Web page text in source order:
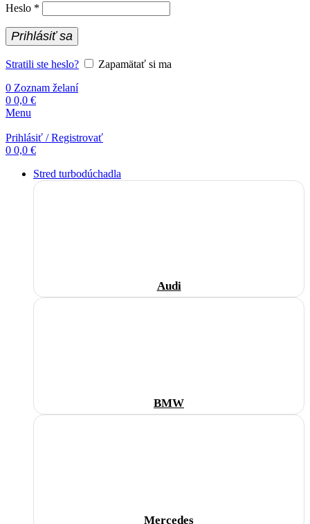
Heslo *
Prihlásiť sa
Stratili ste heslo?
Zapamätať si ma
0 Zoznam želaní
0 0,0 €
Menu
Prihlásiť / Registrovať
0 0,0 €
Stred turbodúchadla
Audi
BMW
Mercedes